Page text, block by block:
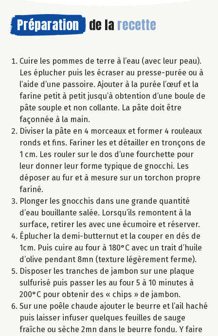
Préparation de la recette
Cuire les pommes de terre à l’eau (avec leur peau).
Les éplucher puis les écraser au presse-purée ou à
l’aide d’une passoire. Ajouter à la purée l’œuf et la
farine petit à petit jusqu’à obtention d’une boule de
pâte souple et non collante. La pâte doit être
façonnée à la main.
Diviser la pâte en 4 morceaux et former 4 rouleaux
ronds et fins. Fariner les et détailler en tronçons de
1 cm. Les rouler sur le dos d’une fourchette pour
leur donner leur forme typique de gnocchi. Les
déposer au fur et à mesure sur un torchon propre
fariné.
Plonger les gnocchis dans une grande quantité
d’eau bouillante salée. Lorsqu’ils remontent à la
surface, retirer les avec une écumoire et réserver.
Éplucher la demi-butternut et la couper en dés de
1cm. Puis cuire au four à 180°C avec un trait d’huile
d’olive pendant 8mn (texture légèrement ferme).
Disposer les tranches de jambon sur une plaque
sulfurisé puis passer les au four 5 à 10 minutes à
200°C pour obtenir des « chips » de jambon.
Sur une poêle chaude ajouter le beurre et l’ail haché
puis laisser infuser quelques feuilles de sauge
fraîche ou sèche 2mn dans le beurre fondu. Y faire